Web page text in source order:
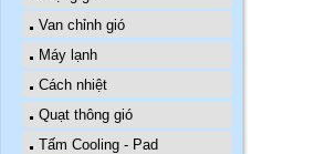
Van chỉnh gió
Máy lạnh
Cách nhiệt
Quạt thông gió
Tấm Cooling - Pad